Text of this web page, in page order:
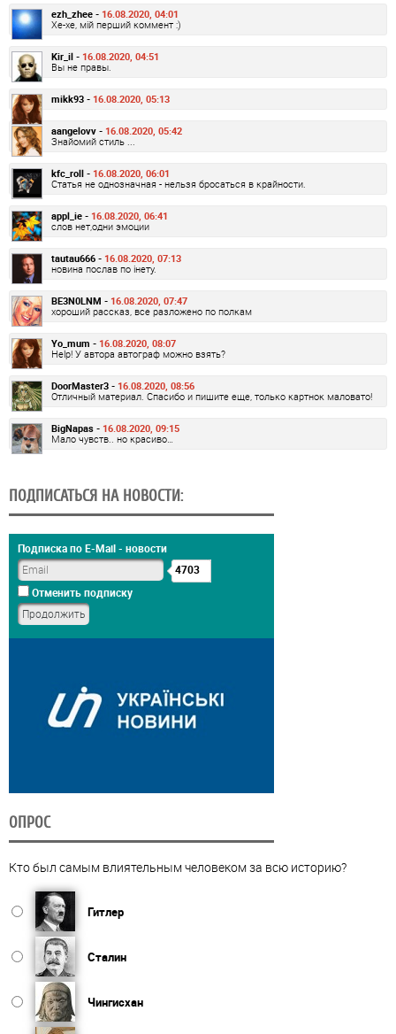
ezh_zhee - 16.08.2020, 04:01
Хе-хе, мій перший коммент :)
Kir_il - 16.08.2020, 04:51
Вы не правы.
mikk93 - 16.08.2020, 05:13
aangelovv - 16.08.2020, 05:42
Знайомий стиль ...
kfc_roll - 16.08.2020, 06:01
Статья не однозначная - нельзя бросаться в крайности.
appl_ie - 16.08.2020, 06:41
слов нет,одни эмоции
tautau666 - 16.08.2020, 07:13
новина послав по інету.
BE3N0LNM - 16.08.2020, 07:47
хороший рассказ, все разложено по полкам
Yo_mum - 16.08.2020, 08:07
Help! У автора автограф можно взять?
DoorMaster3 - 16.08.2020, 08:56
Отличный материал. Спасибо и пишите еще, только картнок маловато!
BigNapas - 16.08.2020, 09:15
Мало чувств.. но красиво…
ПОДПИСАТЬСЯ НА НОВОСТИ:
Подписка по E-Mail - новости
4703
Отменить подписку
ОПРОС
Кто был самым влиятельным человеком за всю историю?
Гитлер
Сталин
Чингисхан